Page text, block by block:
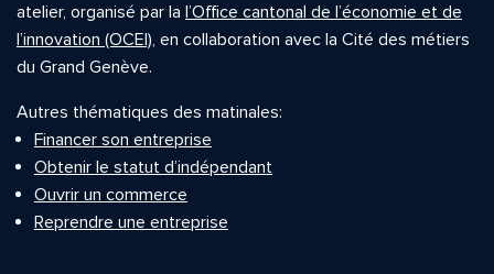
atelier, organisé par la l’Office cantonal de l’économie et de
l’innovation (OCEI), en collaboration avec la Cité des métiers
du Grand Genève.
Autres thématiques des matinales:
Financer son entreprise
Obtenir le statut d’indépendant
Ouvrir un commerce
Reprendre une entreprise